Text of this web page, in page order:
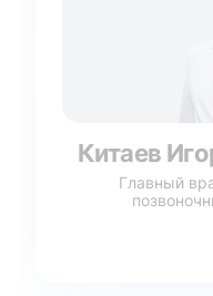
Китаев
Главный